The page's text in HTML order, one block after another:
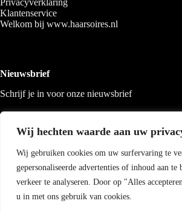
Wij hechten waarde aan uw
Wij gebruiken cookies om uw surfervaring te
gepersonaliseerde advertenties of inhoud aan te
verkeer te analyseren. Door op "Alles
u in met ons gebruik van cookies.
Privacyverklaring
Klantenservice
Welkom bij www.haarsoires.nl
Nieuwsbrief
Schrijf je in voor onze nieuwsbrief
Copyright 2026 Haarsoires